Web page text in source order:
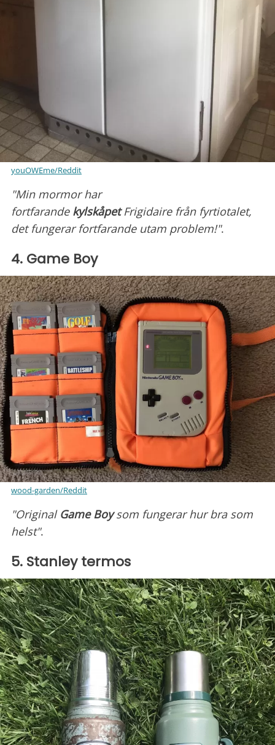
youOWEme/Reddit
"Min mormor har
fortfarande kylskåpetFrigidaire från fyrtiotalet,
det fungerar fortfarande utam problem!".
4. Game Boy
wood-garden/Reddit
"Original Game Boysom fungerar hur bra som
helst".
5. Stanley termos